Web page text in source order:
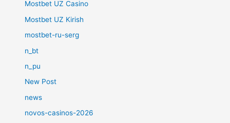
Mostbet UZ Casino
Mostbet UZ Kirish
mostbet-ru-serg
n_bt
n_pu
New Post
news
novos-casinos-2026